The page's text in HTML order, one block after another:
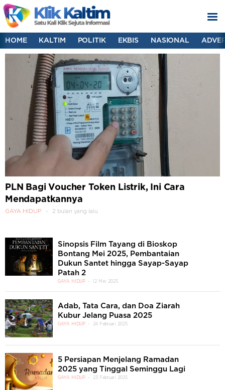
HOME KALTIM POLITIK EKBIS NASIONAL
PLN Bagi Voucher Token Listrik, Ini Cara
Mendapatkannya
GAYA HIDUP 2 bulan yang lalu
Sinopsis Film Tayang di Bioskop
Bontang Mei 2025, Pembantaian
Dukun Santet hingga Sayap-Sayap
Patah 2
GAYA HIDUP 12 Mei 2025
Adab, Tata Cara, dan Doa Ziarah
Kubur Jelang Puasa 2025
GAYA HIDUP 24 Februari 2025
5 Persiapan Menjelang Ramadan
2025 yang Tinggal Seminggu Lagi
GAYA HIDUP 23 Februari 2025